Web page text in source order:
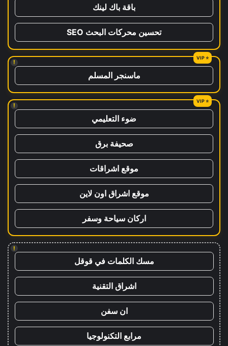
باقة باك لينك
تحسين محركات البحث SEO
!
ماسنجر المسلم
!
ضوء التعليمي
صحيفة برق
موقع اشراقات
موقع اشراق اون لاين
اركان سياحة وسفر
!
مسك الكلمات في قوقل
اشراق التقنية
ان سفن
مرابع التكنولوجيا